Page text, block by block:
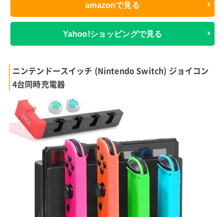
amazonで見る
Yahoo!ショッピングで見る
ニンテンドースイッチ (Nintendo Switch) ジョイコン
4台同時充電器